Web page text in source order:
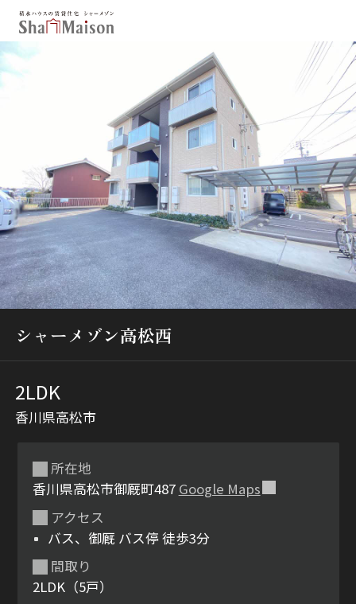
お気に入り
最近見た物件
北海道 東北
関東
中部
関西
中国・四国
九州
市区郡・路線・駅から探す
通勤・通学時間から探す
地図から探す
人気のカテゴリから探す
シャーメゾンとは
ン
シャーメゾン高松西
2LDK
香川県高松市
所在地
香川県高松市御厩町487 Google Maps
アクセス
バス、御厩 バス停 徒歩3分
間取り
2LDK（5戸）